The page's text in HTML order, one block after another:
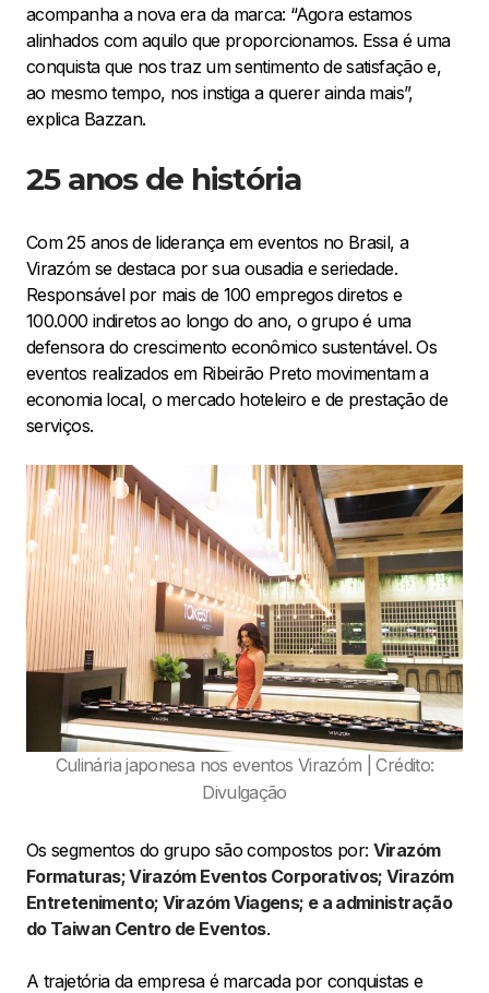
acompanha a nova era da marca: “Agora estamos
alinhados com aquilo que proporcionamos. Essa é uma
conquista que nos traz um sentimento de satisfação e,
ao mesmo tempo, nos instiga a querer ainda mais”,
explica Bazzan.
25 anos de história
Com 25 anos de liderança em eventos no Brasil, a
Virazóm se destaca por sua ousadia e seriedade.
Responsável por mais de 100 empregos diretos e
100.000 indiretos ao longo do ano, o grupo é uma
defensora do crescimento econômico sustentável. Os
eventos realizados em Ribeirão Preto movimentam a
economia local, o mercado hoteleiro e de prestação de
serviços.
Culinária japonesa nos eventos Virazóm | Crédito:
Divulgação
Os segmentos do grupo são compostos por: Virazóm
Formaturas; Virazóm Eventos Corporativos; Virazóm
Entretenimento; Virazóm Viagens; e a administração
do Taiwan Centro de Eventos.
A trajetória da empresa é marcada por conquistas e